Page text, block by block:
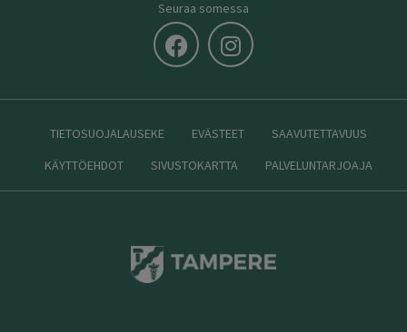
Seuraa somessa
TIETOSUOJALAUSEKE EVÄSTEET
SAAVUTETTAVUUS
KÄYTTÖEHDOT
SIVUSTOKARTTA PALVELUNTARJOAJA